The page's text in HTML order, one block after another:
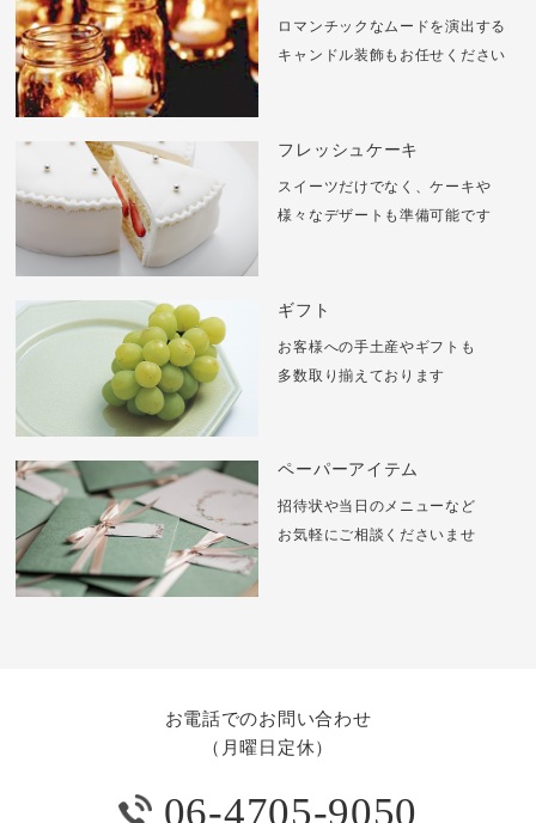
ロマンチックなムードを演出する
キャンドル装飾もお任せください
フレッシュケーキ
スイーツだけでなく、ケーキや
様々なデザートも準備可能です
ギフト
お客様への手土産やギフトも
多数取り揃えております
ペーパーアイテム
招待状や当日のメニューなど
お気軽にご相談くださいませ
お電話でのお問い合わせ
（月曜日定休）
06-4705-9050